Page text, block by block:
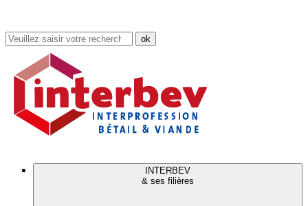
Rechercher
dans
site
INTERBEV
& ses filières